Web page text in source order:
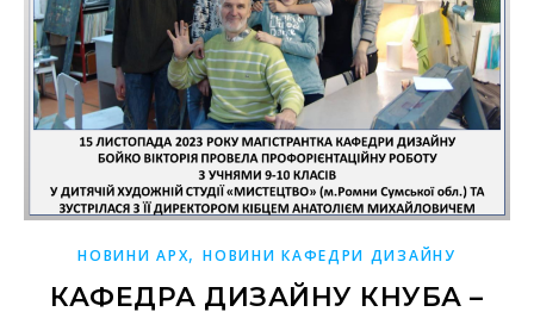
НОВИНИ АРХ,НОВИНИ КАФЕДРИ ДИЗАЙНУ
КАФЕДРА ДИЗАЙНУ КНУБА –